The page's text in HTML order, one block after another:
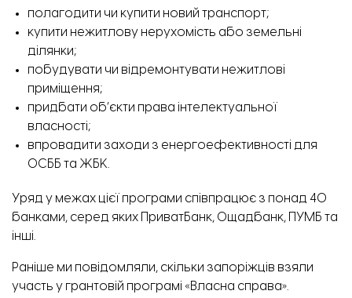
полагодити чи купити новий транспорт;
купити нежитлову нерухомість або земельні
ділянки;
побудувати чи відремонтувати нежитлові
приміщення;
придбати об’єкти права інтелектуальної
власності;
впровадити заходи з енергоефективності для
ОСББ та ЖБК.
Уряд у межах цієї програми співпрацює з понад 40
банками, серед яких ПриватБанк, Ощадбанк, ПУМБ та
інші.
Раніше ми повідомляли, скільки запоріжців взяли
участь у грантовій програмі «Власна справа».